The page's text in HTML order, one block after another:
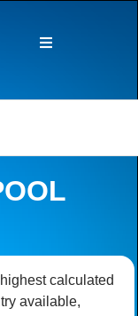
calculated
available,